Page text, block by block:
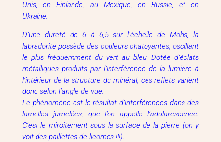
Unis, en Finlande, au Mexique, en Russie, et en
Ukraine.
D’une dureté de 6 à 6,5 sur l’échelle de Mohs, la
labradorite possède des couleurs chatoyantes, oscillant
le plus fréquemment du vert au bleu. Dotée d’éclats
métalliques produits par l’interférence de la lumière à
l’intérieur de la structure du minéral, ces reflets varient
donc selon l’angle de vue.
Le phénomène est le résultat d’interférences dans des
lamelles jumelées, que l’on appelle l’adularescence.
C’est le miroitement sous la surface de la pierre (on y
voit des paillettes de licornes !!!).